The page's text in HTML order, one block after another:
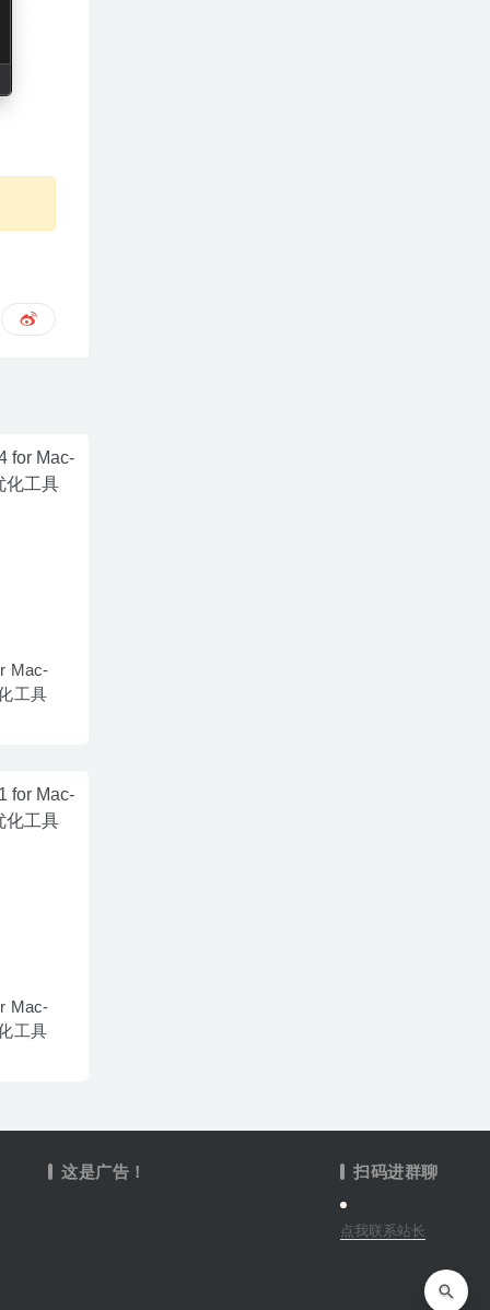
Mac-
工具
Mac-
工具
这是广告！ 扫码进群聊
点我联系站长